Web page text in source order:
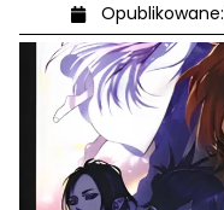
Opublikowane: